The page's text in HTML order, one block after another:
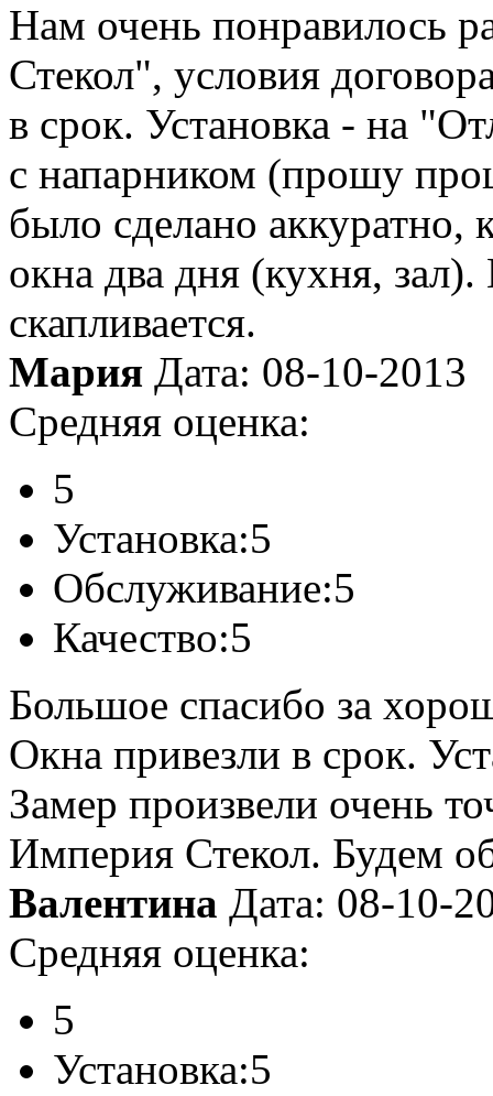
Нам очень понравилось
Стекол", условия
в срок. Установка - на
с напарником (прошу
было сделано аккуратно,
окна два дня (кухня,
скапливается.
Мария Дата: 08-10-2013
Средняя оценка:
5
Установка:5
Обслуживание:5
Качество:5
Большое спасибо за
Окна привезли в срок.
Замер произвели очень
Империя Стекол. Будем
Валентина Дата: 08-10-
Средняя оценка:
5
Установка:5